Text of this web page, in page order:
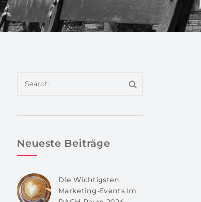
Neueste Beiträge
Die Wichtigsten
Marketing-Events Im